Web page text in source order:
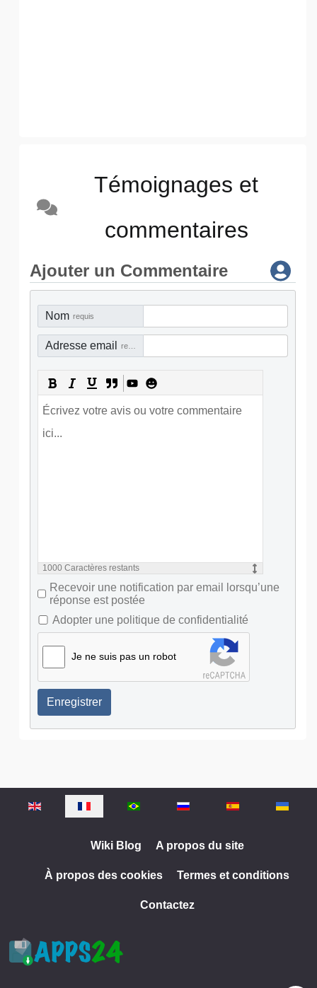
Témoignages et
commentaires
Ajouter un Commentaire
Nom requis
Adresse email
1000 Caractères restants
Recevoir une notification par email lorsqu’une
réponse est postée
Adopter une politique de confidentialité
Je ne suis pas un robot
Enregistrer
Sélectionnez votre langue
Wiki Blog A propos du site
À propos des cookies Termes et conditions
Contactez